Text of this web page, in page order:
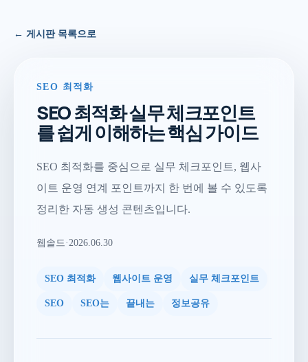
← 게시판 목록으로
SEO 최적화
SEO 최적화 실무 체크포인트
를 쉽게 이해하는 핵심 가이드
SEO 최적화를 중심으로 실무 체크포인트, 웹사
이트 운영 연계 포인트까지 한 번에 볼 수 있도록
정리한 자동 생성 콘텐츠입니다.
웹솔드·2026.06.30
SEO 최적화 웹사이트 운영 실무 체크포인트
SEO SEO는 끝내는 정보공유